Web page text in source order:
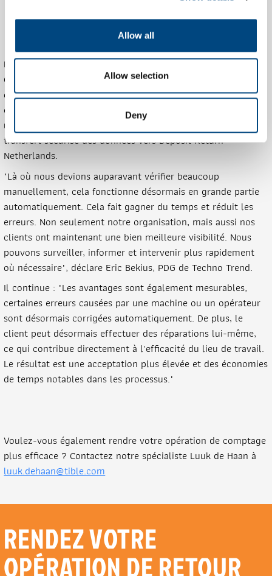
Allow all
Allow selection
Deny
Fournit une vision complète des opérations de
comptage avec des analyses de performance.
En bref, depuis l'introduction du Tible Reverse Vending
Collector, les clients de Techno Trend ont une vision
complète de leurs opérations de comptage. Le système a
évolué vers 2 millions d'articles comptés par semaine, avec
un monitoring en temps réel de l'état des machines et un
transfert sécurisé des données vers Deposit Return
Netherlands.
"Là où nous devions auparavant vérifier beaucoup
manuellement, cela fonctionne désormais en grande partie
automatiquement. Cela fait gagner du temps et réduit les
erreurs. Non seulement notre organisation, mais aussi nos
clients ont maintenant une bien meilleure visibilité. Nous
pouvons surveiller, informer et intervenir plus rapidement
où nécessaire", déclare Eric Bekius, PDG de Techno Trend.
Il continue : "Les avantages sont également mesurables,
certaines erreurs causées par une machine ou un opérateur
sont désormais corrigées automatiquement. De plus, le
client peut désormais effectuer des réparations lui-même,
ce qui contribue directement à l'efficacité du lieu de travail.
Le résultat est une acceptation plus élevée et des économies
de temps notables dans les processus."
Voulez-vous également rendre votre opération de comptage
plus efficace ? Contactez notre spécialiste Luuk de Haan à
luuk.dehaan@tible.com
RENDEZ VOTRE
OPÉRATION DE RETOUR